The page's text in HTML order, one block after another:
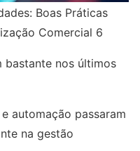
Boas Práticas
Comercial 6
bastante nos últimos
automação passaram
na gestão